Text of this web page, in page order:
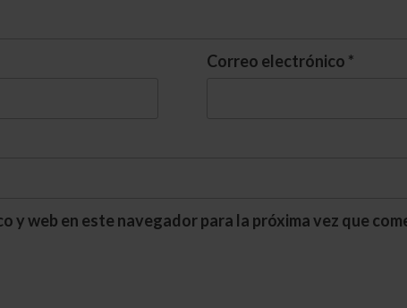
Correo electrónico *
y web en este navegador para la próxima vez que